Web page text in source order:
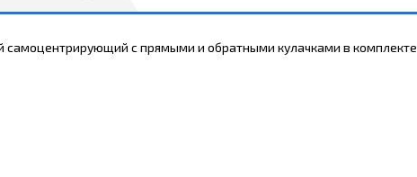
самоцентрирующий с прямыми и обратными кулачками в комплекте